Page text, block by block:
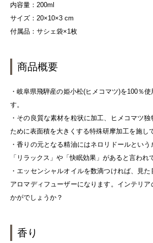
内容量：200ml
サイズ：20×10×3 cm
付属品：サシェ袋×1枚
商品概要
・岐阜県飛騨産の姫小松(ヒメコマツ)を100％
す。
・その良質な素材を粒状に加工、ヒメコマツ
ために表面積を大きくする特殊研摩加工を施し
・香りの元となる精油にはネロリドールという
「リラックス」や「快眠効果」があると言われ
・エッセンシャルオイルを数滴つければ、見
アロマディフューザーになります。インテリ
かがでしょうか？
香り